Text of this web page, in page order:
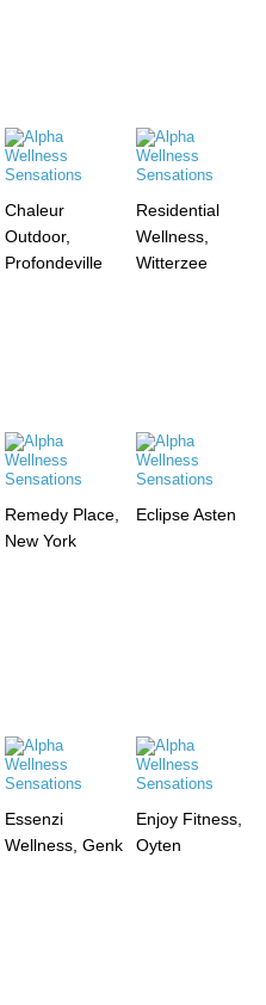
Chaleur
Outdoor,
Profondeville
Residential
Wellness,
Witterzee
Remedy Place,
New York
Eclipse Asten
Essenzi
Wellness, Genk
Enjoy Fitness,
Oyten